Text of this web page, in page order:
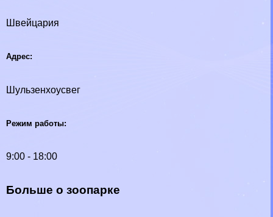
Швейцария
Адрес:
Шульзенхоусвег
Режим работы:
9:00 - 18:00
Больше о зоопарке